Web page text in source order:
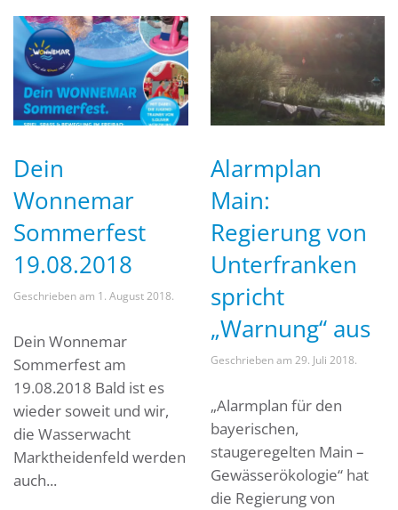
Dein
Wonnemar
Sommerfest
19.08.2018
Geschrieben am 1. August 2018.
Dein Wonnemar
Sommerfest am
19.08.2018 Bald ist es
wieder soweit und wir,
die Wasserwacht
Marktheidenfeld werden
auch...
Alarmplan
Main:
Regierung von
Unterfranken
spricht
„Warnung“ aus
Geschrieben am 29. Juli 2018.
„Alarmplan für den
bayerischen,
staugeregelten Main –
Gewässerökologie“ hat
die Regierung von